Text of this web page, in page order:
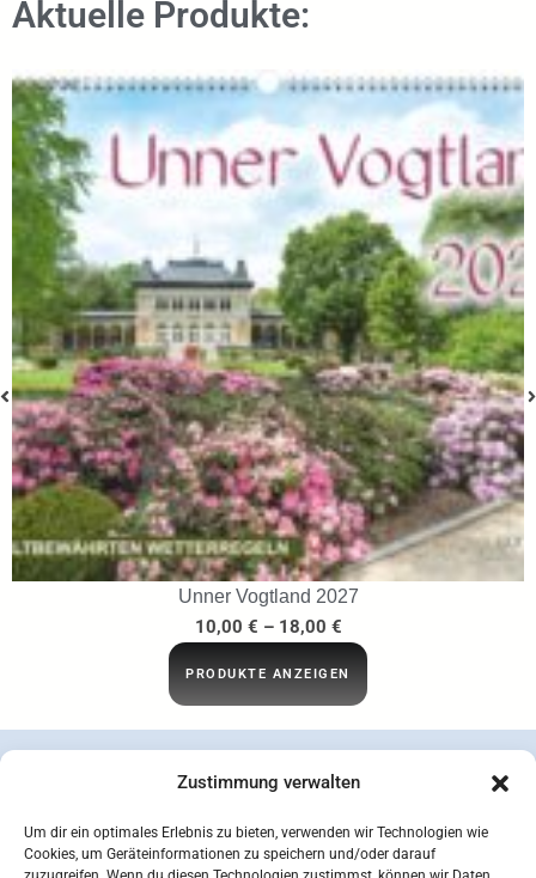
Zustimmung verwalten
Um dir ein optimales Erlebnis zu bieten, verwenden wir Technologien wie
Cookies, um Geräteinformationen zu speichern und/oder darauf
Aktuelle Produkte:
Unner Vogtland 2027
10,00 € – 18,00 €
PRODUKTE ANZEIGEN